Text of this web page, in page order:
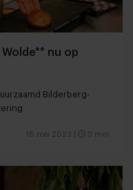
nu op
Bilderberg-
16 mei 2023 3 min